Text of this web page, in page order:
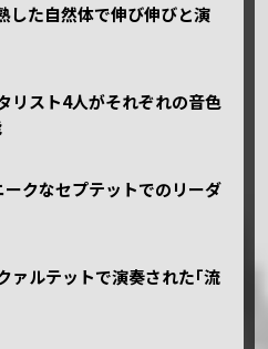
した自然体で伸び伸びと演
リスト4人がそれぞれの音色
クなセプテットでのリーダ
ァルテットで演奏された｢流